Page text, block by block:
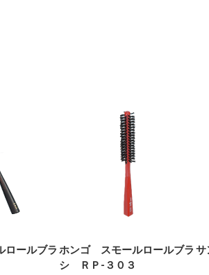
ールブラホンゴ スモールロールブラ
シ ＲＰ-３０３